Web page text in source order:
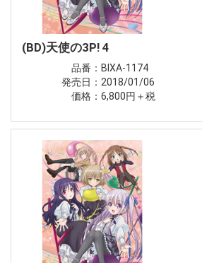
(BD)天使の3P! 4
品番：BIXA-1174
発売日：2018/01/06
価格：6,800円＋税